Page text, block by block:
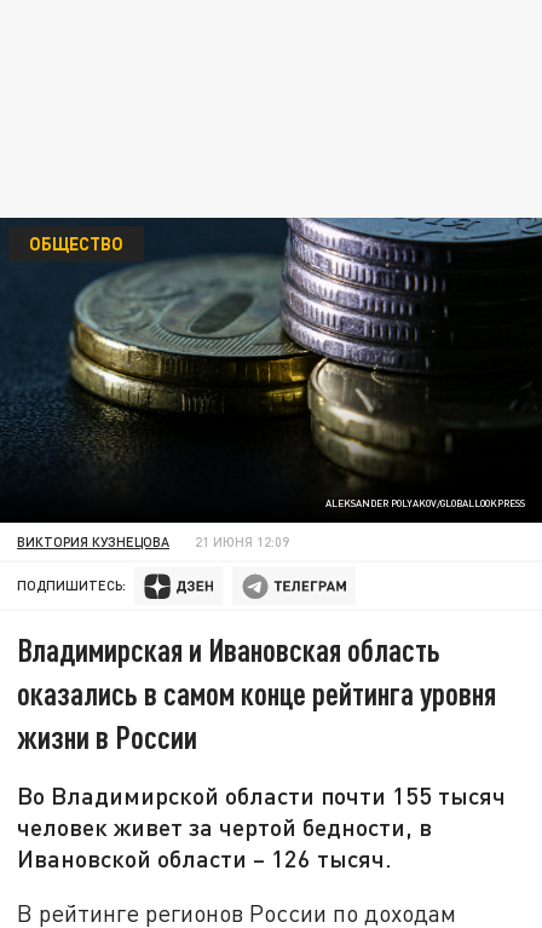
ALEKSANDER POLYAKOV/GLOBALLOOKPRESS
ОБЩЕСТВО
ВИКТОРИЯ КУЗНЕЦОВА 21 ИЮНЯ 12:09
ПОДПИШИТЕСЬ:
Владимирская и Ивановская область
оказались в самом конце рейтинга уровня
жизни в России
Во Владимирской области почти 155 тысяч
человек живет за чертой бедности, в
Ивановской области – 126 тысяч.
В рейтинге регионов России по доходам